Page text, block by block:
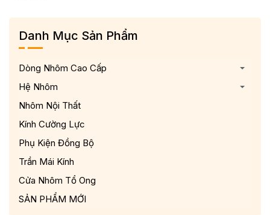
Danh Mục Sản Phẩm
Dòng Nhôm Cao Cấp
Hệ Nhôm
Nhôm Nội Thất
Kính Cường Lực
Phụ Kiện Đồng Bộ
Trần Mái Kính
Cửa Nhôm Tổ Ong
SẢN PHẨM MỚI